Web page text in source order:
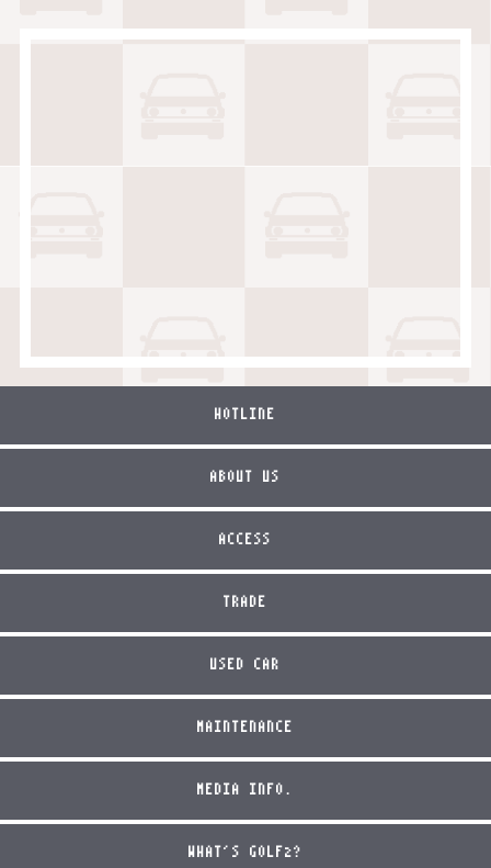
HOTLINE
ABOUT US
ACCESS
TRADE
USED CAR
MAINTENANCE
MEDIA INFO.
WHAT'S GOLF2?